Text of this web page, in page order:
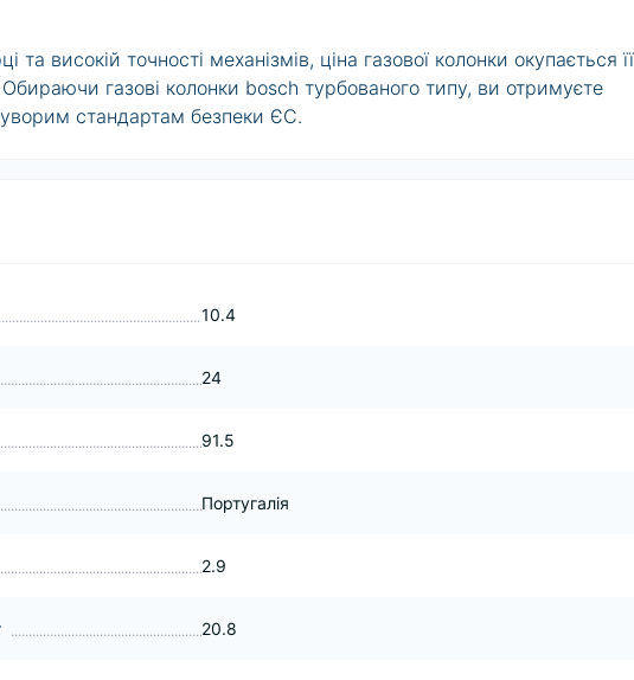
та високій точності механізмів, ціна газової колонки окупається її
Обираючи газові колонки bosch турбованого типу, ви отримуєте
стандартам безпеки ЄС.
10.4
24
91.5
Португалія
2.9
20.8